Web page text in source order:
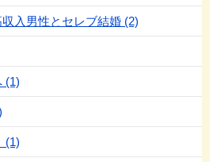
入男性とセレブ結婚 (2)
(1)
(1)